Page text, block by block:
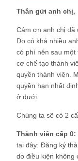
Thân gửi anh chị,
Cám ơn anh chị đã
Do có khá nhiều
có phí nên sau
cơ chế tạo thành
quyền thành viên.
quyền hạn nhất
ở dưới.
Chúng ta sẽ có 2
Thành viên cấp 0:
tại đây: Đăng ký
do điều kiện không